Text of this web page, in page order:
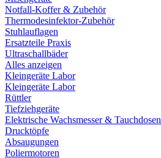
Notfall-Koffer & Zubehör
Thermodesinfektor-Zubehör
Stuhlauflagen
Ersatzteile Praxis
Ultraschallbäder
Alles anzeigen
Kleingeräte Labor
Kleingeräte Labor
Rüttler
Tiefziehgeräte
Elektrische Wachsmesser & Tauchdosen
Drucktöpfe
Absaugungen
Poliermotoren